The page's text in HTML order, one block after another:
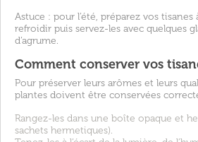
Astuce : pour l’été, préparez vos tisanes
refroidir puis servez-les avec quelques
d’agrume.
Comment conserver vos
Pour préserver leurs arômes et leurs
plantes doivent être conservées
Rangez-les dans une boîte opaque et
sachets hermetiques).